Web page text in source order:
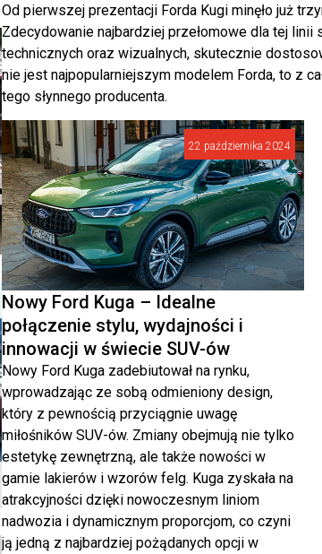
Od pierwszej prezentacji Forda Kugi minęło już
Zdecydowanie najbardziej przełomowe dla tej linii
technicznych oraz wizualnych, skutecznie
nie jest najpopularniejszym modelem Forda, to z
tego słynnego producenta.
22 października 2024
Nowy Ford Kuga – Idealne
połączenie stylu, wydajności i
innowacji w świecie SUV-ów
Nowy Ford Kuga zadebiutował na rynku,
wprowadzając ze sobą odmieniony design,
który z pewnością przyciągnie uwagę
miłośników SUV-ów. Zmiany obejmują nie tylko
estetykę zewnętrzną, ale także nowości w
gamie lakierów i wzorów felg. Kuga zyskała na
atrakcyjności dzięki nowoczesnym liniom
nadwozia i dynamicznym proporcjom, co czyni
ją jedną z najbardziej pożądanych opcji w